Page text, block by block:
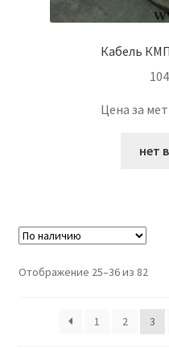
Кабель
Цена за
нет
Отображение 25–36 из 82
1 2 3